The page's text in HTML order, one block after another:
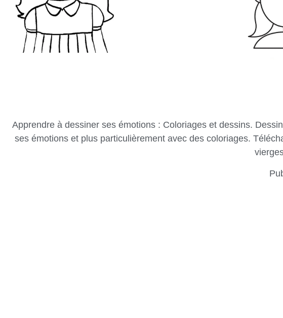
Apprendre à dessiner ses émotions : Coloriages et dessins.
ses émotions et plus particulièrement avec des coloriages.